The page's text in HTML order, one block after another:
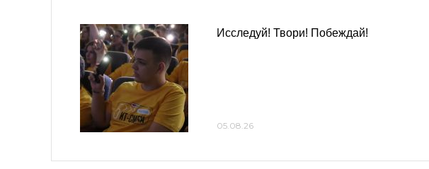
Исследуй! Твори! Побеждай!
05.08.26